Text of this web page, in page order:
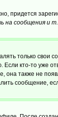
придется
на сообщения и
только свои
кто-то уже
также не
сообщение,